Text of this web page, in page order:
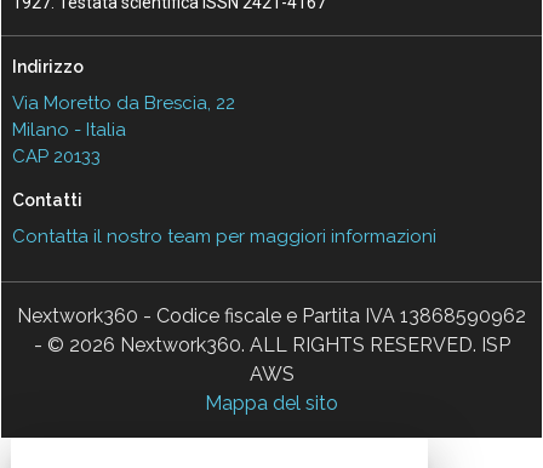
Indirizzo
Via Moretto da Brescia, 22
Milano - Italia
CAP 20133
Contatti
Contatta il nostro team per maggiori informazioni
Nextwork360 - Codice fiscale e Partita IVA 13868590962
- © 2026 Nextwork360. ALL RIGHTS RESERVED. ISP
AWS
Mappa del sito